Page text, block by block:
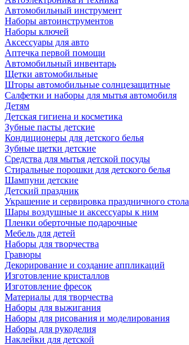
Автомобильный инструмент
Наборы автоинструментов
Наборы ключей
Аксессуары для авто
Аптечка первой помощи
Автомобильный инвентарь
Щетки автомобильные
Шторы автомобильные солнцезащитные
Салфетки и наборы для мытья автомобиля
Детям
Детская гигиена и косметика
Зубные пасты детские
Кондиционеры для детского белья
Зубные щетки детские
Средства для мытья детской посуды
Стиральные порошки для детского белья
Шампуни детские
Детский праздник
Украшение и сервировка праздничного стола
Шары воздушные и аксессуары к ним
Пленки оберточные подарочные
Мебель для детей
Наборы для творчества
Гравюры
Декорирование и создание аппликаций
Изготовление кристаллов
Изготовление фресок
Материалы для творчества
Наборы для выжигания
Наборы для рисования и моделирования
Наборы для рукоделия
Наклейки для детской